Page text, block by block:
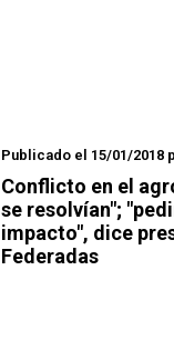
Publicado el 15/01/2018
Conflicto en el
se resolvían";
impacto", dice
Federadas